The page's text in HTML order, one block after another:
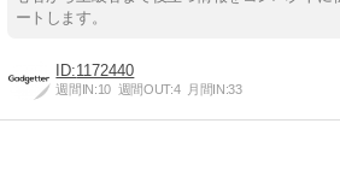
ートします。
1172440
週間IN:10 週間OUT:4 月間IN:33